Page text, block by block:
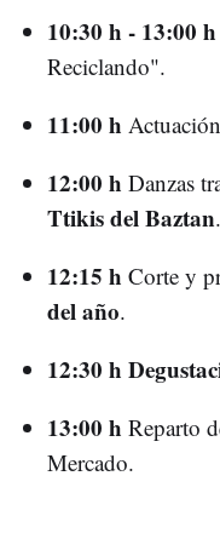
10:30 h - 13:00 h
Reciclando".
11:00 h
12:00 h Danzas
Ttikis del Baztan.
12:15 h Corte y
del año.
12:30 h
13:00 h Reparto
Mercado.